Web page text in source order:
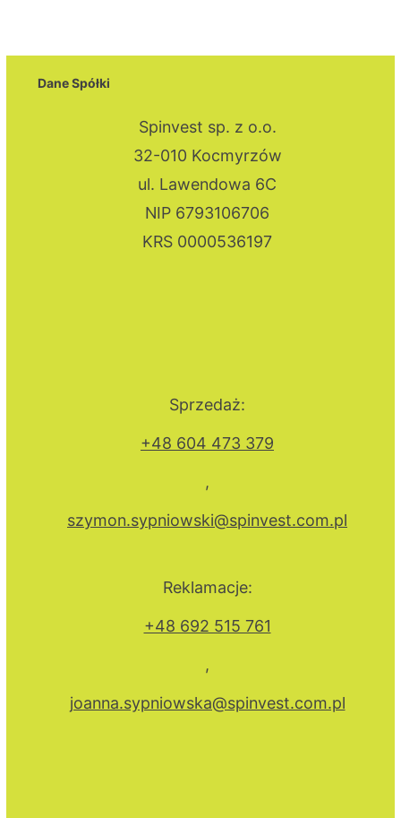
Dane Spółki
Spinvest sp. z o.o.
32-010 Kocmyrzów
ul. Lawendowa 6C
NIP 6793106706
KRS 0000536197
Sprzedaż:
+48 604 473 379
,
szymon.sypniowski@spinvest.com.pl
Reklamacje:
+48 692 515 761
,
joanna.sypniowska@spinvest.com.pl